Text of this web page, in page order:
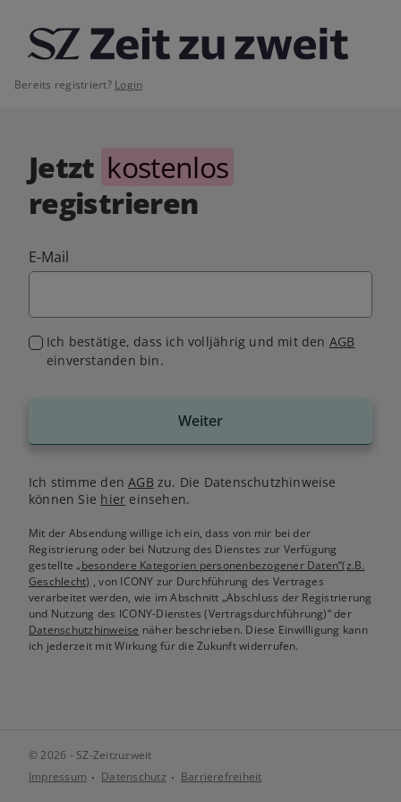
Bereits registriert? Login
Jetzt kostenlos
registrieren
E-Mail
Ich bestätige, dass ich volljährig und mit den AGB
einverstanden bin.
Weiter
Ich stimme denAGB zu. Die Datenschutzhinweise
können Sie hier einsehen.
Mit der Absendung willige ich ein, dass von mir bei der
Registrierung oder bei Nutzung des Dienstes zur Verfügung
gestellte„besondere Kategorien personenbezogener Daten“(z.B.
Geschlecht) , von ICONY zur Durchführung des Vertrages
verarbeitet werden, wie im Abschnitt „Abschluss der Registrierung
und Nutzung des ICONY-Dienstes (Vertragsdurchführung)“ der
Datenschutzhinweise näher beschrieben. Diese Einwilligung kann
ich jederzeit mit Wirkung für die Zukunft widerrufen.
© 2026 - SZ-Zeitzuzweit
Impressum
Datenschutz Barrierefreiheit